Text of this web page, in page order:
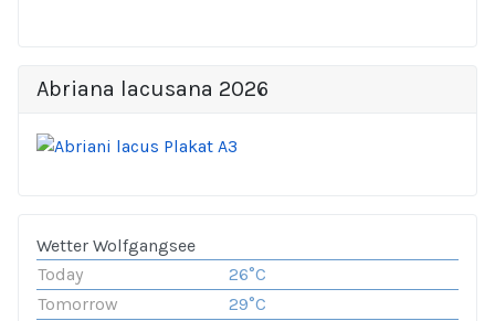
Abriana lacusana 2026
Wetter Wolfgangsee
Today
26°C
Tomorrow
29°C